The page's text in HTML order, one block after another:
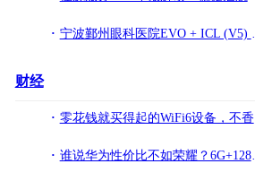
宁波鄞州眼科医院EVO + ICL (V5) 大揭秘！新一代摘镜方案，到底好在哪？
财经
零花钱就买得起的WiFi6设备，不香么？小米Ax3600WiFi6路由器评测
谁说华为性价比不如荣耀？6G+128GB仅1599，比荣耀8X更能打！